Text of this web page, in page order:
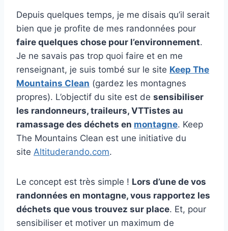
Depuis quelques temps, je me disais qu’il serait
bien que je profite de mes randonnées pour
faire quelques chose pour l’environnement.
Je ne savais pas trop quoi faire et en me
renseignant, je suis tombé sur le site Keep The
Mountains Clean (gardez les montagnes
propres). L’objectif du site est de sensibiliser
les randonneurs, traileurs, VTTistes au
ramassage des déchets en montagne. Keep
The Mountains Clean est une initiative du
site Altituderando.com.
Le concept est très simple ! Lors d’une de vos
randonnées en montagne, vous rapportez les
déchets que vous trouvez sur place. Et, pour
sensibiliser et motiver un maximum de